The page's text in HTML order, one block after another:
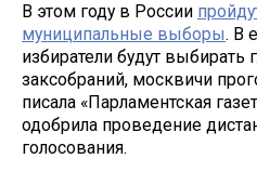
В этом году в России
муниципальные выборы. В
избиратели будут выбирать
заксобраний, москвичи
писала «Парламентская
одобрила проведение
голосования.